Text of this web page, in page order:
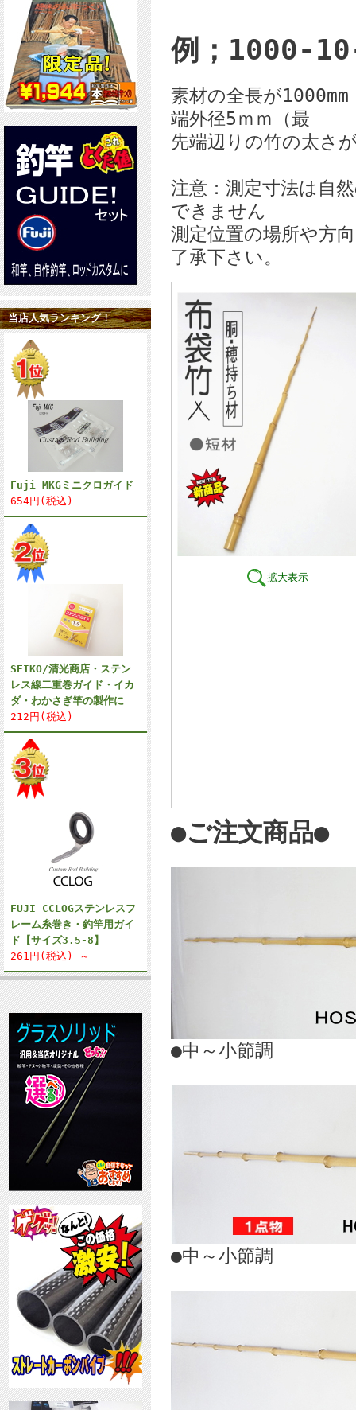
当店人気ランキング！
Fuji MKGミニクロガイド
654円(税込)
SEIKO/清光商店・ステン
レス線二重巻ガイド・イカ
ダ・わかさぎ竿の製作に
212円(税込)
FUJI CCLOGステンレスフ
レーム糸巻き・釣竿用ガイ
ド【サイズ3.5-8】
261円(税込) ～
例；1000-
素材の全長が
端外径5ｍｍ（最
先端辺りの竹の太さ
注意：測定寸法は自
できません
測定位置の場所や方
了承下さい。
拡大表示
●ご注文商品●
●中～小節調
●中～小節調